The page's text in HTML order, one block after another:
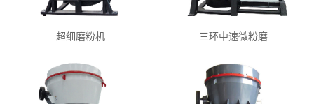
超细磨粉机 三环中速微粉磨